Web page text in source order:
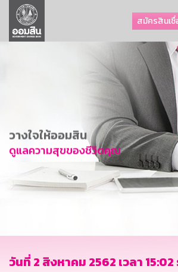
สมัครสินเชื่
ลูกค้าธุรกิจ
ลูกค้าผู้ประกอบรายย่อย
การพัฒนาที่ยั่งยืน
ข่าวสาร
บริการทางการเงิน
อื่นๆ
GSB Society
วางใจให้ออมสิน
ดูแลความสุขของชีวิตคุณ
วันที่ 2 สิงหาคม 2562 เวลา